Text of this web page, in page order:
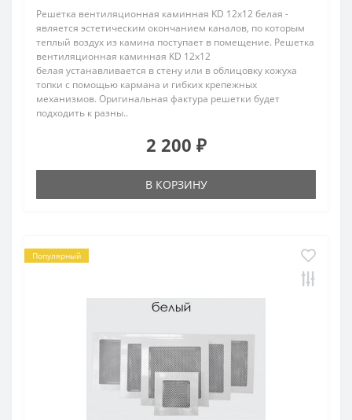
Решетка вентиляционная каминная KD 12х12 белая -
является эстетическим окончанием каналов, по которым
теплый воздух из камина поступает в помещение. Решетка
вентиляционная каминная KD 12х12
белая устанавливается в стену или в облицовку кожуха
топки с помощью кармана и гибких крепежных
механизмов. Оригинальная фактура решетки будет
подходить к разны..
2 200 ₽
В КОРЗИНУ
Популярный